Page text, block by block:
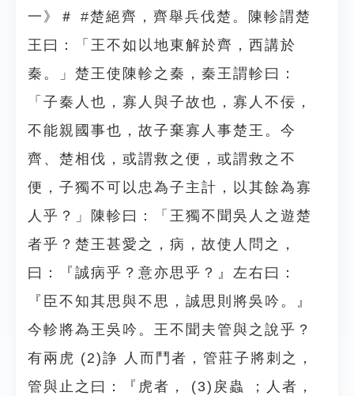
一》＃ #楚絕齊，齊舉兵伐楚。陳軫謂楚
王曰：「王不如以地東解於齊，西講於
秦。」楚王使陳軫之秦，秦王謂軫曰：
「子秦人也，寡人與子故也，寡人不佞，
不能親國事也，故子棄寡人事楚王。今
齊、楚相伐，或謂救之便，或謂救之不
便，子獨不可以忠為子主計，以其餘為寡
人乎？」陳軫曰：「王獨不聞吳人之遊楚
者乎？楚王甚愛之，病，故使人問之，
曰：『誠病乎？意亦思乎？』左右曰：
『臣不知其思與不思，誠思則將吳吟。』
今軫將為王吳吟。王不聞夫管與之說乎？
有兩虎 (2)諍 人而鬥者，管莊子將刺之，
管與止之曰：『虎者， (3)戾蟲 ；人者，